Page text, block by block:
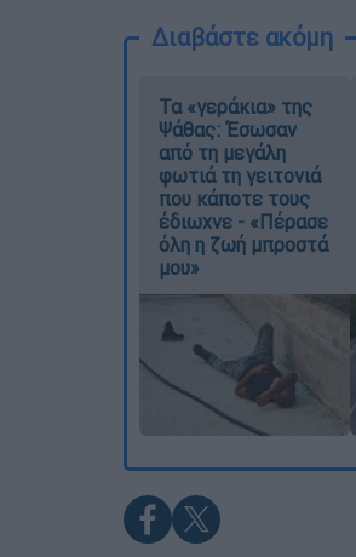
Διαβάστε ακόμη
Τα «γεράκια» της
Ψάθας: Έσωσαν
από τη μεγάλη
φωτιά τη γειτονιά
που κάποτε τους
έδιωχνε - «Πέρασε
όλη η ζωή μπροστά
μου»